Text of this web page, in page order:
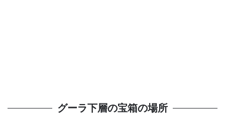
グーラ下層の宝箱の場所